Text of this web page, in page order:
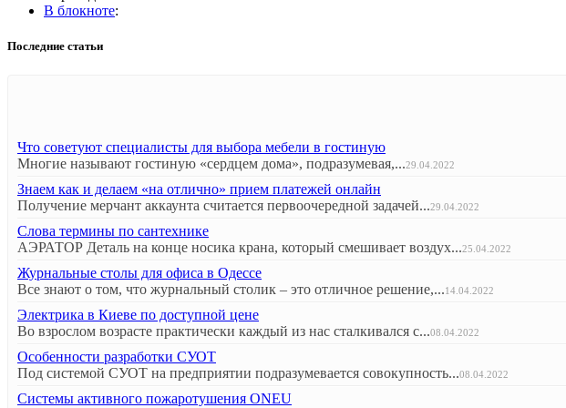
В блокноте:
Последние статьи
Что советуют специалисты для выбора мебели в гостиную
Многие называют гостиную «сердцем дома», подразумевая,...29.04.2022
Знаем как и делаем «на отлично» прием платежей онлайн
Получение мерчант аккаунта считается первоочередной задачей...29.04.2022
Слова термины по сантехнике
АЭРАТОР Деталь на конце носика крана, который смешивает воздух...25.04.2022
Журнальные столы для офиса в Одессе
Все знают о том, что журнальный столик – это отличное решение,...14.04.2022
Электрика в Киеве по доступной цене
Во взрослом возрасте практически каждый из нас сталкивался с...08.04.2022
Особенности разработки СУОТ
Под системой СУОТ на предприятии подразумевается совокупность...08.04.2022
Системы активного пожаротушения ONEU